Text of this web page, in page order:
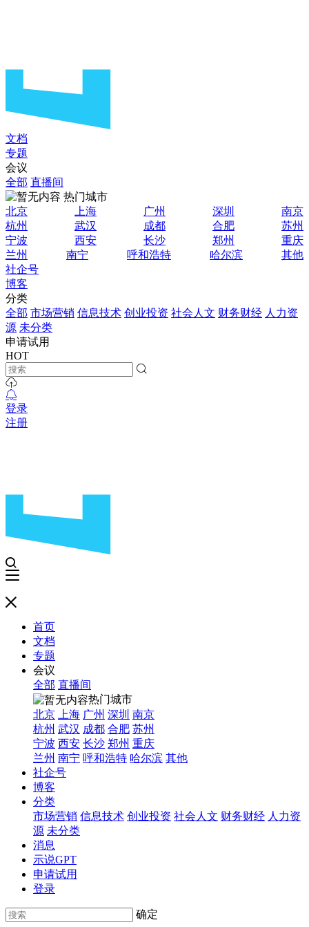
文档
专题
会议
全部 直播间
热门城市
北京
上海 广州 深圳
南京
杭州
武汉 成都 合肥
苏州
宁波
西安 长沙 郑州
重庆
兰州
南宁 呼和浩特 哈尔滨
其他
社企号
博客
分类
全部 市场营销 信息技术 创业投资 社会人文 财务财经 人力资
源 未分类
申请试用
HOT
登录
注册
首页
文档
专题
会议
全部 直播间
热门城市
北京
上海 广州 深圳 南京
杭州 武汉 成都 合肥 苏州
宁波 西安 长沙 郑州 重庆
兰州 南宁 呼和浩特 哈尔滨 其他
社企号
博客
分类
市场营销 信息技术 创业投资 社会人文 财务财经 人力资
源 未分类
消息
示说GPT
申请试用
登录
确定